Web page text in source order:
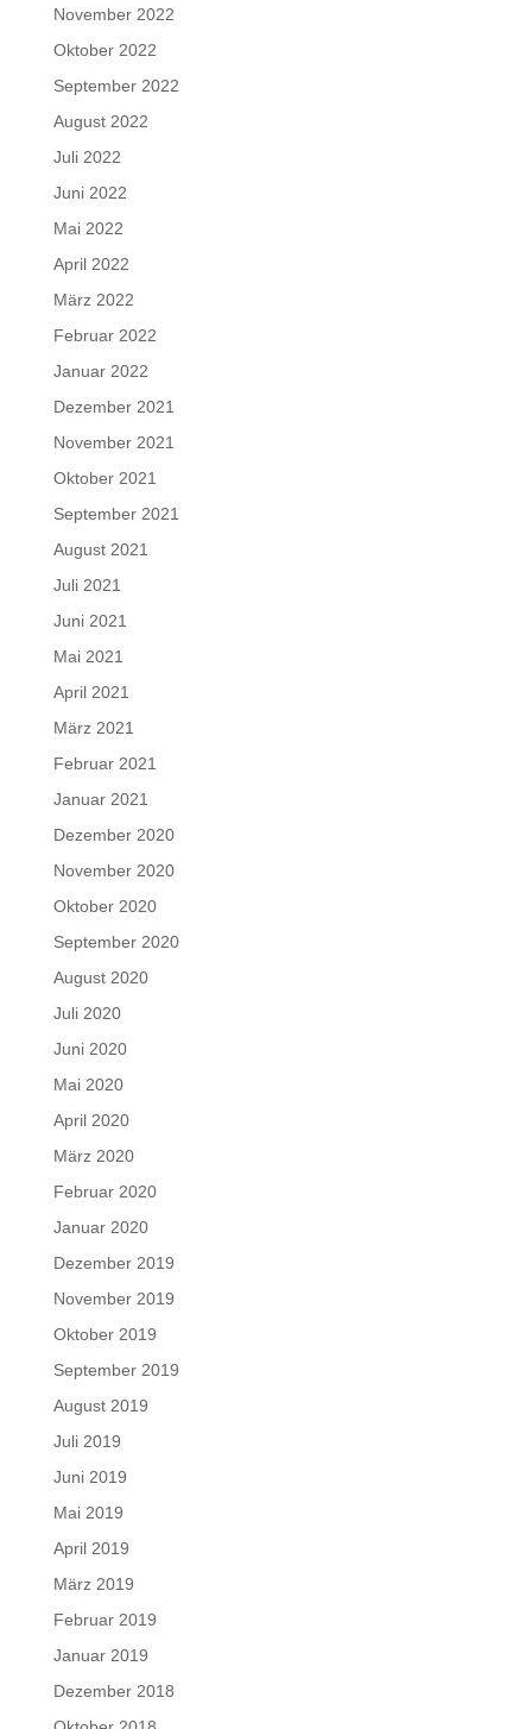
November 2022
Oktober 2022
September 2022
August 2022
Juli 2022
Juni 2022
Mai 2022
April 2022
März 2022
Februar 2022
Januar 2022
Dezember 2021
November 2021
Oktober 2021
September 2021
August 2021
Juli 2021
Juni 2021
Mai 2021
April 2021
März 2021
Februar 2021
Januar 2021
Dezember 2020
November 2020
Oktober 2020
September 2020
August 2020
Juli 2020
Juni 2020
Mai 2020
April 2020
März 2020
Februar 2020
Januar 2020
Dezember 2019
November 2019
Oktober 2019
September 2019
August 2019
Juli 2019
Juni 2019
Mai 2019
April 2019
März 2019
Februar 2019
Januar 2019
Dezember 2018